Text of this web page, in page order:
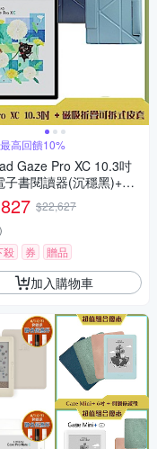
高回饋10%
Gaze Pro XC 10.3吋
子書閱讀器(沉穩黑)+磁
可拆式皮套 (組合)
$22,627
)
殺 券 贈品
加入購物車